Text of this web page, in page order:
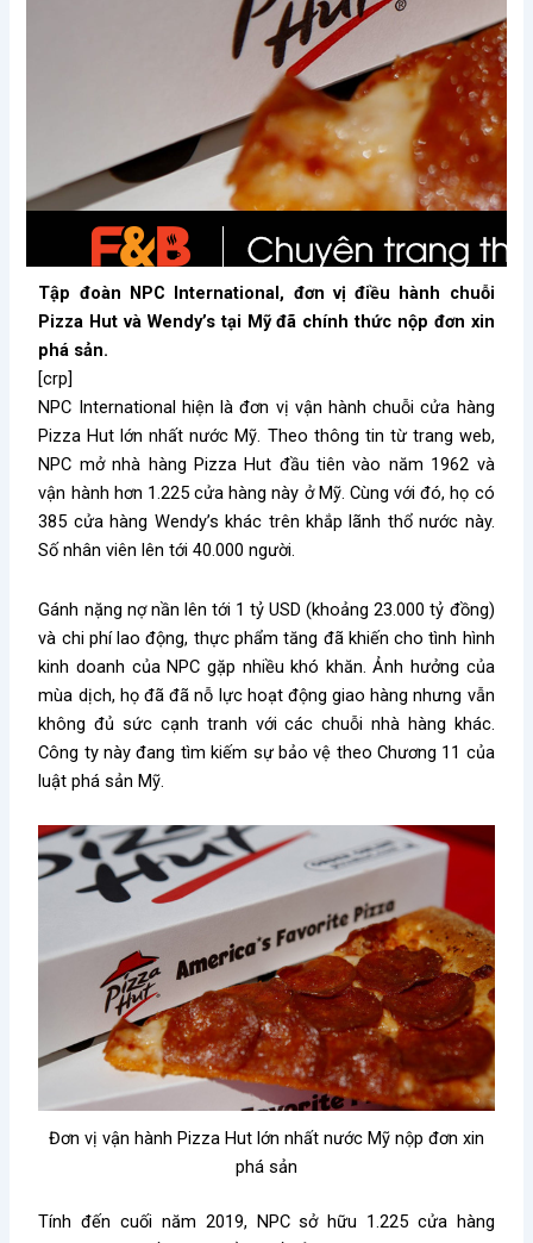
Tập đoàn NPC International, đơn vị điều hành chuỗi
Pizza Hut và Wendy’s tại Mỹ đã chính thức nộp đơn xin
phá sản.
[crp]
NPC International hiện là đơn vị vận hành chuỗi cửa hàng
Pizza Hut lớn nhất nước Mỹ. Theo thông tin từ trang web,
NPC mở nhà hàng Pizza Hut đầu tiên vào năm 1962 và
vận hành hơn 1.225 cửa hàng này ở Mỹ. Cùng với đó, họ có
385 cửa hàng Wendy’s khác trên khắp lãnh thổ nước này.
Số nhân viên lên tới 40.000 người.
Gánh nặng nợ nần lên tới 1 tỷ USD (khoảng 23.000 tỷ đồng)
và chi phí lao động, thực phẩm tăng đã khiến cho tình hình
kinh doanh của NPC gặp nhiều khó khăn. Ảnh hưởng của
mùa dịch, họ đã đã nỗ lực hoạt động giao hàng nhưng vẫn
không đủ sức cạnh tranh với các chuỗi nhà hàng khác.
Công ty này đang tìm kiếm sự bảo vệ theo Chương 11 của
luật phá sản Mỹ.
Đơn vị vận hành Pizza Hut lớn nhất nước Mỹ nộp đơn xin
phá sản
Tính đến cuối năm 2019, NPC sở hữu 1.225 cửa hàng